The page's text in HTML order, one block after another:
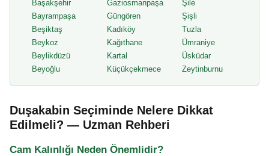
Başakşehir
Bayrampaşa
Beşiktaş
Beykoz
Beylikdüzü
Beyoğlu
Gaziosmanpaşa
Güngören
Kadıköy
Kağıthane
Kartal
Küçükçekmece
Şile
Şişli
Tuzla
Ümraniye
Üsküdar
Zeytinburnu
Duşakabin Seçiminde Nelere Dikkat
Edilmeli? — Uzman Rehberi
Cam Kalınlığı Neden Önemlidir?